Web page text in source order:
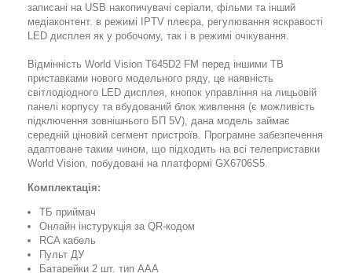
записані на USB накопичувачі серіали, фільми та інший
медіаконтент. в режимі IPTV плеєра, регулювання яскравості
LED дисплея як у робочому, так і в режимі очікування.
Відмінність World Vision T645D2 FM перед іншими ТВ
приставками нового модельного ряду, це наявність
світлодіодного LED дисплея, кнопок управління на лицьовій
панелі корпусу та вбудований блок живлення (є можливість
підключення зовнішнього БП 5V), дана модель займає
середній ціновий сегмент пристроїв. Програмне забезпечення
адаптоване таким чином, що підходить на всі телеприставки
World Vision, побудовані на платформі GX6706S5.
Комплектація:
ТБ приймач
Онлайн інстурукція за QR-кодом
RCA кабель
Пульт ДУ
Батарейки 2 шт. тип ААА